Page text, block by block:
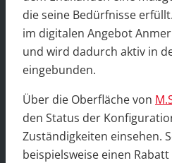
die seine Bedürfnisse
im digitalen Angebot
und wird dadurch aktiv in
eingebunden.
Über die Oberfläche von
den Status der
Zuständigkeiten einsehen.
beispielsweise einen